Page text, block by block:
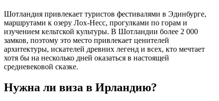
Шотландия привлекает туристов фестивалями в Эдинбурге,
маршрутами к озеру Лох-Несс, прогулками по горам и
изучением кельтской культуры. В Шотландии более 2 000
замков, поэтому это место привлекает ценителей
архитектуры, искателей древних легенд и всех, кто мечтает
хотя бы на несколько дней оказаться в настоящей
средневековой сказке.
Нужна ли виза в Ирландию?